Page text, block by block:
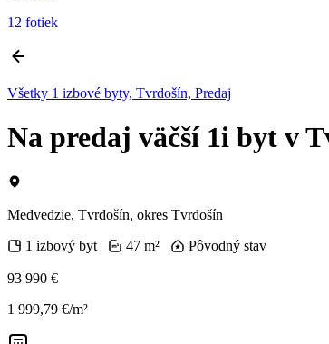
12 fotiek
Všetky 1 izbové byty, Tvrdošín, Predaj
Na predaj väčší 1i byt v
Medvedzie, Tvrdošín, okres Tvrdošín
1 izbový byt
47 m² Pôvodný stav
93 990 €
1 999,79 €/m²